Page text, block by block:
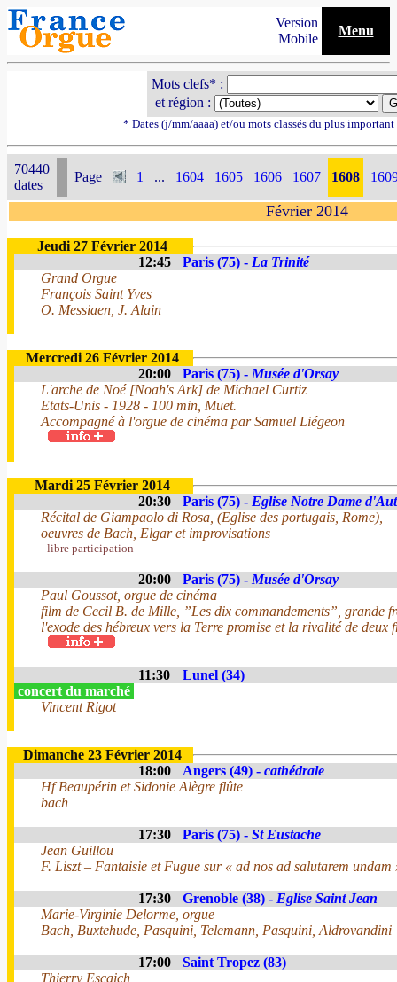
Version
Mobile
Menu
Mots clefs* :
et région :
* Dates (j/mm/aaaa) et/ou mots classés du plus
70440
dates
Page 1 ... 1604 1605 1606 1607 1608
Février 2014
Jeudi 27 Février 2014
12:45
Paris (75) - La Trinité
Grand Orgue
François Saint Yves
O. Messiaen, J. Alain
Mercredi 26 Février 2014
20:00
Paris (75) - Musée d'Orsay
L'arche de Noé [Noah's Ark] de Michael Curtiz
Etats-Unis - 1928 - 100 min, Muet.
Accompagné à l'orgue de cinéma par Samuel Liégeon
Mardi 25 Février 2014
20:30
Paris (75) - Eglise Notre Dame
Récital de Giampaolo di Rosa, (Eglise des portugais, Rome),
oeuvres de Bach, Elgar et improvisations
- libre participation
20:00 Paris (75) - Musée d'Orsay
Paul Goussot, orgue de cinéma
film de Cecil B. de Mille, ”Les dix commandements”, grande
l'exode des hébreux vers la Terre promise et la rivalité de deux
11:30
Lunel (34)
concert du marché
Vincent Rigot
Dimanche 23 Février 2014
18:00
Angers (49) - cathédrale
Hf Beaupérin et Sidonie Alègre flûte
bach
17:30 Paris (75) - St Eustache
Jean Guillou
F. Liszt – Fantaisie et Fugue sur « ad nos ad salutarem undam
17:30 Grenoble (38) - Eglise Saint Jean
Marie-Virginie Delorme, orgue
Bach, Buxtehude, Pasquini, Telemann, Pasquini, Aldrovandini
17:00
Saint Tropez (83)
Thierry Escaich